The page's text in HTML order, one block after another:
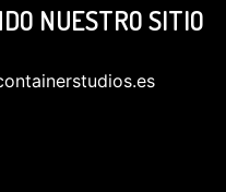
NUESTRO SITIO